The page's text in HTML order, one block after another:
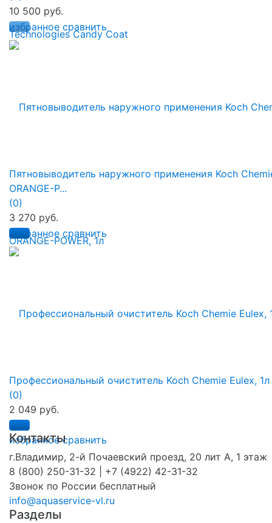
избранное сравнить
10 500 руб.
избранное сравнить
Пятновыводитель наружного применения Koch
ORANGE-P...
(0)
3 270 руб.
избранное сравнить
Профессиональный очиститель Koch Chemie Eulex, 1л
(0)
2 049 руб.
Контакты
г.Владимир, 2-й Почаевский проезд, 20 лит А, 1 этаж
8 (800) 250-31-32 | +7 (4922) 42-31-32
Звонок по России бесплатный
info@aquaservice-vl.ru
Разделы